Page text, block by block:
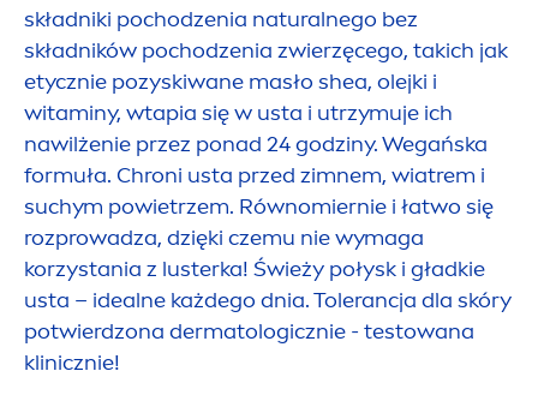
składniki pochodzenia naturalnego bez
składników pochodzenia zwierzęcego, takich jak
etycznie pozyskiwane masło shea, olejki i
witaminy, wtapia się w usta i utrzymuje ich
nawilżenie przez ponad 24 godziny. Wegańska
formuła. Chroni usta przed zimnem, wiatrem i
suchym powietrzem. Równomiernie i łatwo się
rozprowadza, dzięki czemu nie wymaga
korzystania z lusterka! Świeży połysk i gładkie
usta – idealne każdego dnia. Tolerancja dla skóry
potwierdzona dermatologicznie - testowana
klinicznie!